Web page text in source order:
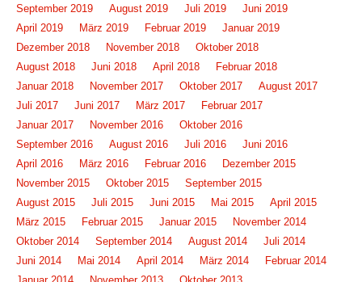
September 2019
August 2019 Juli 2019
Juni 2019
April 2019
März 2019 Februar 2019
Januar 2019
Dezember 2018
November 2018
Oktober 2018
August 2018
Juni 2018 April 2018
Februar 2018
Januar 2018
November 2017 Oktober 2017
August 2017
Juli 2017
Juni 2017 März 2017
Februar 2017
Januar 2017
November 2016
Oktober 2016
September 2016
August 2016 Juli 2016
Juni 2016
April 2016
März 2016 Februar 2016
Dezember 2015
November 2015
Oktober 2015
September 2015
August 2015
Juli 2015 Juni 2015 Mai 2015
April 2015
März 2015
Februar 2015 Januar 2015
November 2014
Oktober 2014
September 2014 August 2014
Juli 2014
Juni 2014
Mai 2014 April 2014 März 2014
Februar 2014